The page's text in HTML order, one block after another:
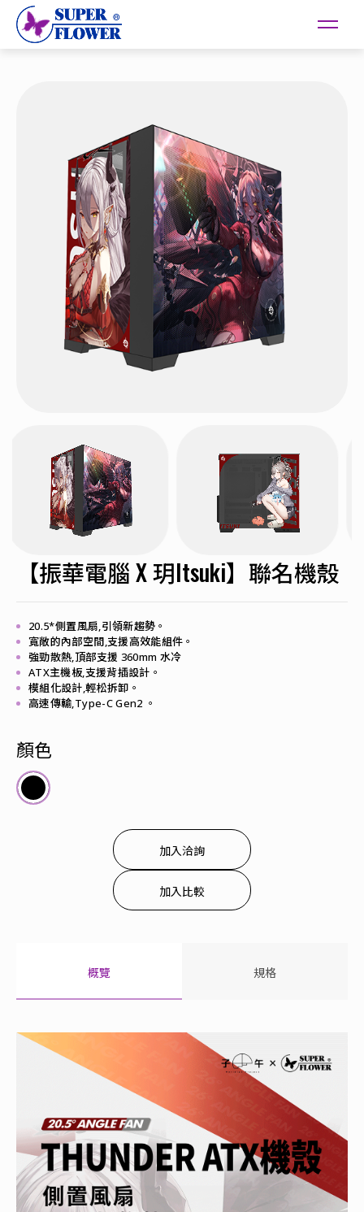
【振華電腦 X 玥Itsuki】聯名機殼
20.5*側置風扇,引領新趨勢。
寬敞的內部空間,支援高效能組件。
強勁散熱,頂部支援 360mm 水冷
ATX主機板,支援背插設計。
模組化設計,輕松拆卸。
高速傳輸,Type-C Gen2 。
顏色
加入洽詢
加入比較
概覽 規格